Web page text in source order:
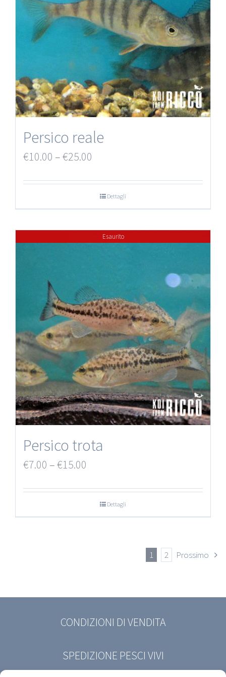
Persico reale
€10.00 –€25.00
Dettagli
Esaurito
Persico trota
€7.00 –€15.00
Dettagli
1 2 Prossimo
CONDIZIONI DI VENDITA
SPEDIZIONE PESCI VIVI